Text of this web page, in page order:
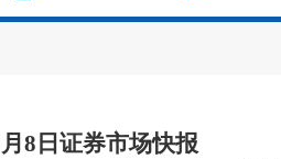
8日证券市场快报